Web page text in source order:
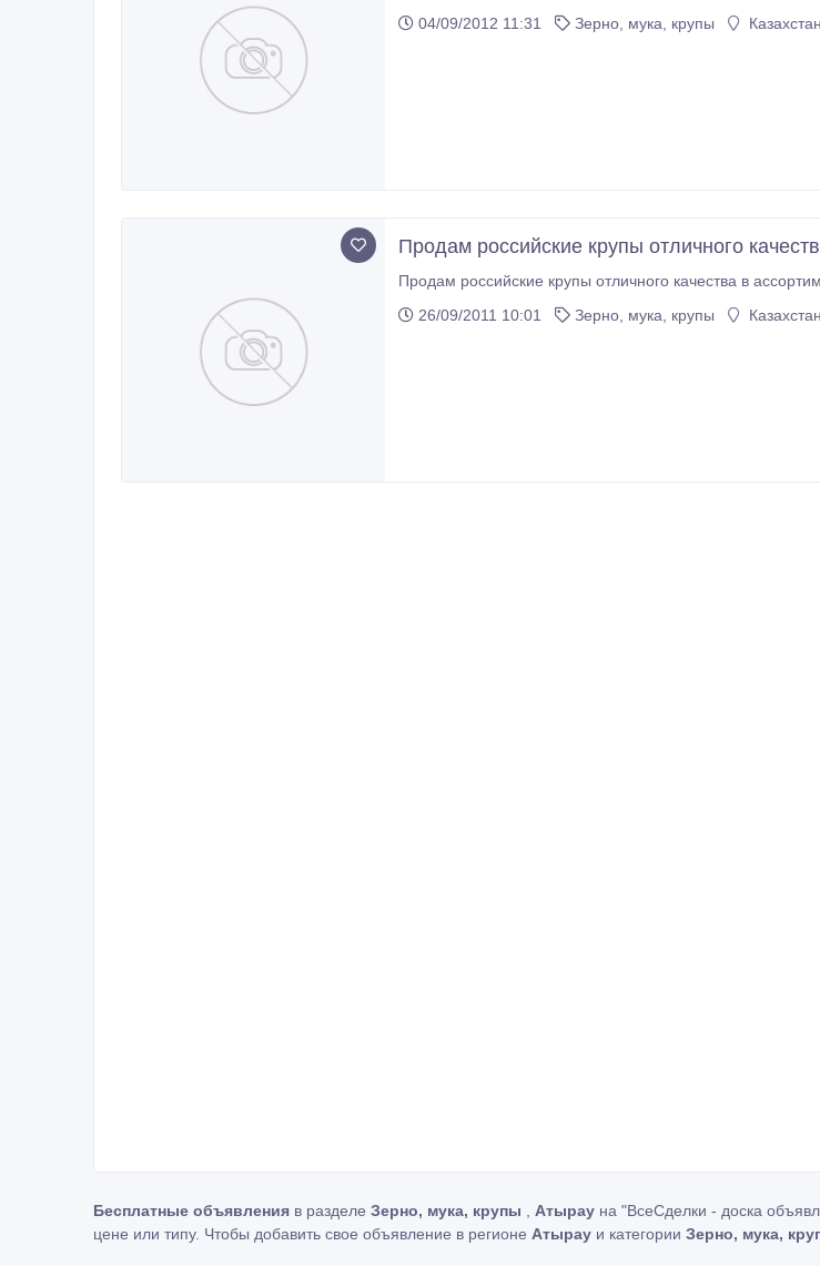
04/09/2012 11:31
Зерно, мука, крупы
Продам российские крупы отличного
Продам российские крупы отличного качества в
26/09/2011 10:01
Зерно, мука, крупы
Бесплатные объявления в разделе Зерно, мука, крупы Атырау на "ВсеСделки - доска
цене или типу. Чтобы добавить свое объявление в регионе Атырау и категории Зерно, мука,